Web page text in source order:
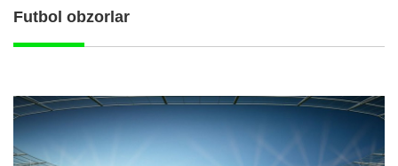
Futbol obzorlar